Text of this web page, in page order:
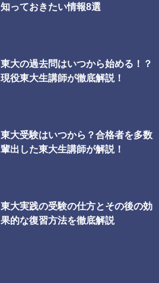
知っておきたい情報8選
東大の過去問はいつから始める！？
現役東大生講師が徹底解説！
東大受験はいつから？合格者を多数
輩出した東大生講師が解説！
東大実践の受験の仕方とその後の効
果的な復習方法を徹底解説